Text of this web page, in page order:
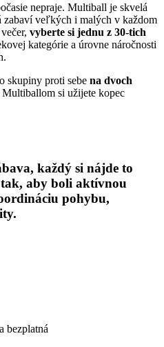
nepraje. Multiball je skvelá
veľkých i malých v každom
vyberte si jednu z 30-tich
kategórie a úrovne náročnosti
skupiny proti sebe na dvoch
Multiballom si užijete kopec
každý si nájde to
aby boli aktívnou
pohybu,
bezplatná